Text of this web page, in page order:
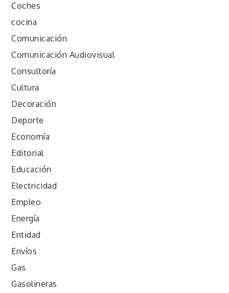
Coches
cocina
Comunicación
Comunicación Audiovisual
Consultoría
Cultura
Decoración
Deporte
Economía
Editorial
Educación
Electricidad
Empleo
Energía
Entidad
Envíos
Gas
Gasolineras